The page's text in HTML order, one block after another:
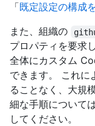
「既定設定の構成
また、組織の
プロパティを要求
全体にカスタム
できます。 これに
ることなく、大規
細な手順について
してください。